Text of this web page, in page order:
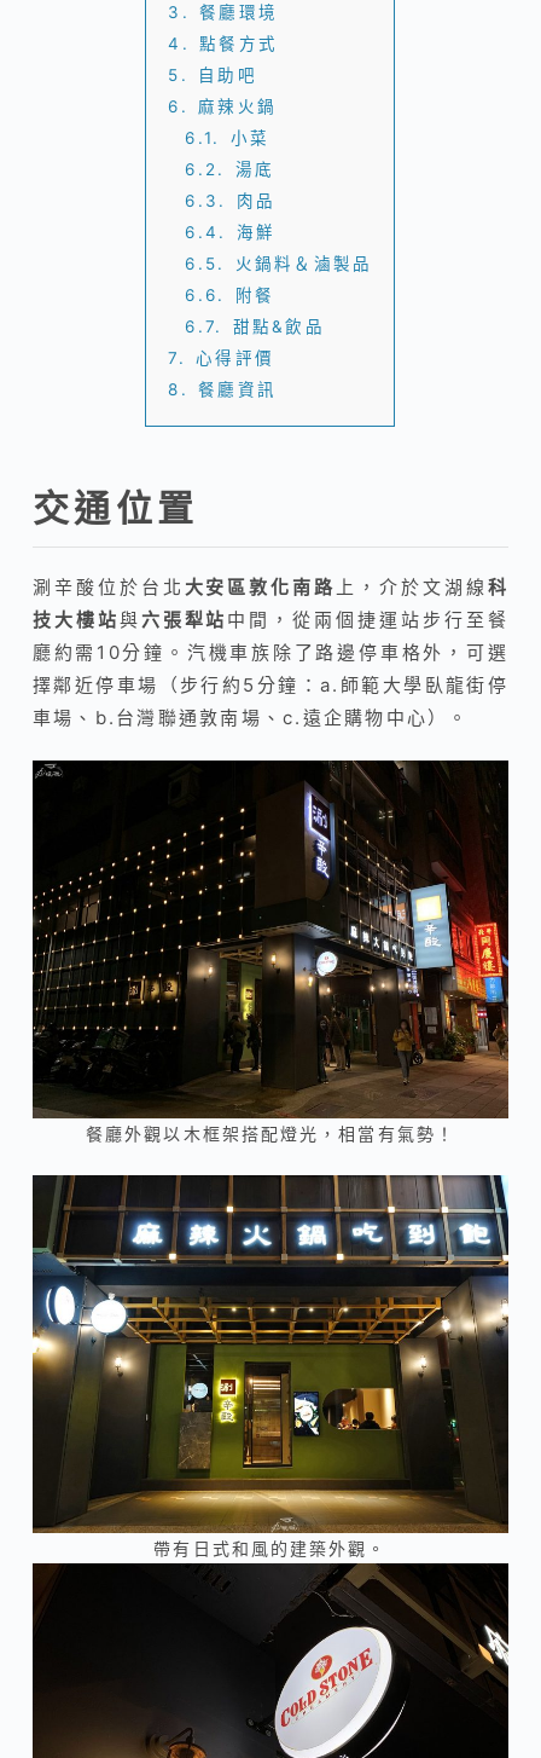
3.
餐廳環境
4.
點餐方式
5.
自助吧
6.
麻辣火鍋
6.1.
小菜
6.2.
湯底
6.3.
肉品
6.4.
海鮮
6.5.
火鍋料＆滷製品
6.6.
附餐
6.7.
甜點&飲品
7.
心得評價
8.
餐廳資訊
交通位置
涮辛酸位於台北 大安區敦化南路 上，介於文湖線 科
技大樓站與六張犁站 中間，從兩個捷運站步行至餐
廳約需10分鐘。汽機車族除了路邊停車格外，可選
擇鄰近停車場（步行約5分鐘：a.師範大學臥龍街停
車場、b.台灣聯通敦南場、c.遠企購物中心）。
餐廳外觀以木框架搭配燈光，相當有氣勢！
帶有日式和風的建築外觀。